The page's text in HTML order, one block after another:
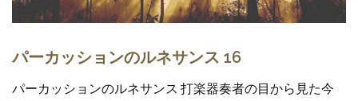
パーカッションのルネサンス 16
パーカッションのルネサンス 打楽器奏者の目から見た今